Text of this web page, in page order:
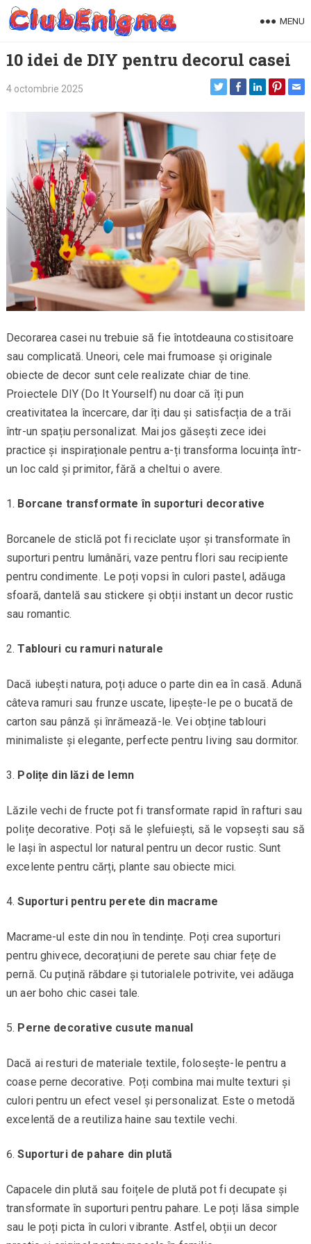
Skip
MENU
10 idei de DIY pentru decorul casei
4 octombrie 2025
Decorarea casei nu trebuie să fie întotdeauna costisitoare
sau complicată. Uneori, cele mai frumoase și originale
obiecte de decor sunt cele realizate chiar de tine.
Proiectele DIY (Do It Yourself) nu doar că îți pun
creativitatea la încercare, dar îți dau și satisfacția de a trăi
într-un spațiu personalizat. Mai jos găsești zece idei
practice și inspiraționale pentru a-ți transforma locuința într-
un loc cald și primitor, fără a cheltui o avere.
Borcane transformate în suporturi decorative
Borcanele de sticlă pot fi reciclate ușor și transformate în
suporturi pentru lumânări, vaze pentru flori sau recipiente
pentru condimente. Le poți vopsi în culori pastel, adăuga
sfoară, dantelă sau stickere și obții instant un decor rustic
sau romantic.
Tablouri cu ramuri naturale
Dacă iubești natura, poți aduce o parte din ea în casă. Adună
câteva ramuri sau frunze uscate, lipește-le pe o bucată de
carton sau pânză și înrămează-le. Vei obține tablouri
minimaliste și elegante, perfecte pentru living sau dormitor.
Polițe din lăzi de lemn
Lăzile vechi de fructe pot fi transformate rapid în rafturi sau
polițe decorative. Poți să le șlefuiești, să le vopsești sau să
le lași în aspectul lor natural pentru un decor rustic. Sunt
excelente pentru cărți, plante sau obiecte mici.
Suporturi pentru perete din macrame
Macrame-ul este din nou în tendințe. Poți crea suporturi
pentru ghivece, decorațiuni de perete sau chiar fețe de
pernă. Cu puțină răbdare și tutorialele potrivite, vei adăuga
un aer boho chic casei tale.
Perne decorative cusute manual
Dacă ai resturi de materiale textile, folosește-le pentru a
coase perne decorative. Poți combina mai multe texturi și
culori pentru un efect vesel și personalizat. Este o metodă
excelentă de a reutiliza haine sau textile vechi.
Suporturi de pahare din plută
Capacele din plută sau foițele de plută pot fi decupate și
transformate în suporturi pentru pahare. Le poți lăsa simple
sau le poți picta în culori vibrante. Astfel, obții un decor